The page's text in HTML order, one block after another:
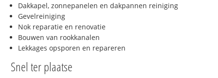
Dakkapel, zonnepanelen en dakpannen reiniging
Gevelreiniging
Nok reparatie en renovatie
Bouwen van rookkanalen
Lekkages opsporen en repareren
Snel ter plaatse